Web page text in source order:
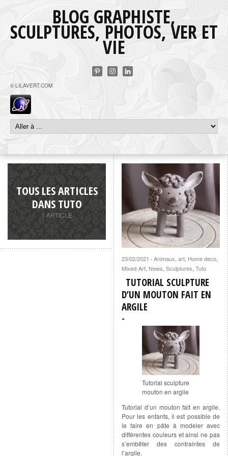
BLOG GRAPHISTE,
SCULPTURES, PHOTOS, VER ET
VIE
© LILAVERT.COM
TOUS LES ARTICLES
DANS TUTO
1 ARTICLE
23/02/2021 · Animaux, art, Home deco,
Mixed-Art, News, Sculptures, Tuto
TUTORIAL SCULPTURE
D’UN MOUTON FAIT EN
ARGILE
Tutorial sculpture
mouton en argile
Tutorial d’un mouton fait en argile.
Pour les enfants, il est possible de
le faire en pâte à modeler avec
différentes couleurs et ainsi ne pas
s’embêter des contraintes de
l’argile.